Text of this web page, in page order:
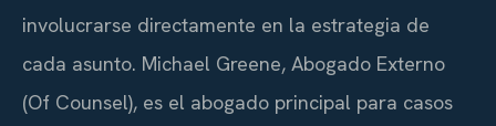
involucrarse directamente en la estrategia de
cada asunto. Michael Greene, Abogado Externo
(Of Counsel), es el abogado principal para casos